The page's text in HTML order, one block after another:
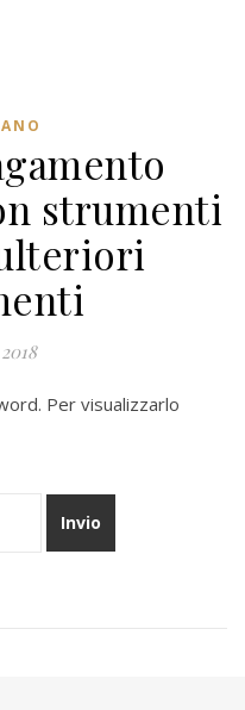
strumenti
Per visualizzarlo